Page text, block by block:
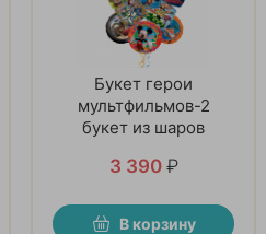
Букет герои
мультфильмов-2
букет из шаров
3 390 ₽
В корзину